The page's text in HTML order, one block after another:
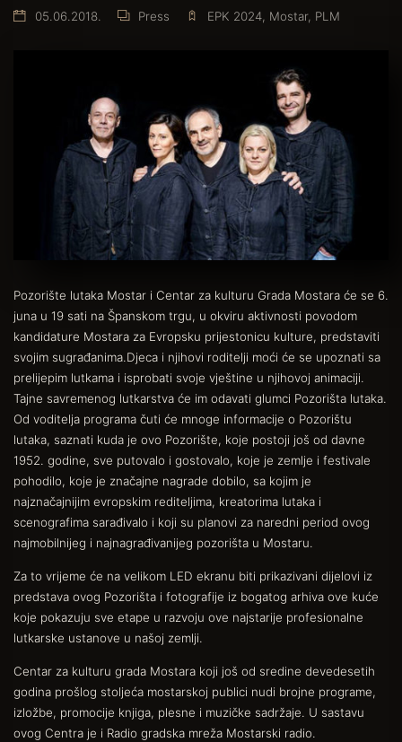
05.06.2018. Press EPK 2024 Mostar, PLM
Pozorište lutaka Mostar i Centar za kulturu Grada Mostara će se 6.
juna u 19 sati na Španskom trgu, u okviru aktivnosti povodom
kandidature Mostara za Evropsku prijestonicu kulture, predstaviti
svojim sugrađanima.Djeca i njihovi roditelji moći će se upoznati sa
prelijepim lutkama i isprobati svoje vještine u njihovoj animaciji.
Tajne savremenog lutkarstva će im odavati glumci Pozorišta lutaka.
Od voditelja programa čuti će mnoge informacije o Pozorištu
lutaka, saznati kuda je ovo Pozorište, koje postoji još od davne
1952. godine, sve putovalo i gostovalo, koje je zemlje i festivale
pohodilo, koje je značajne nagrade dobilo, sa kojim je
najznačajnijim evropskim rediteljima, kreatorima lutaka i
scenografima sarađivalo i koji su planovi za naredni period ovog
najmobilnijeg i najnagrađivanijeg pozorišta u Mostaru.
Za to vrijeme će na velikom LED ekranu biti prikazivani dijelovi iz
predstava ovog Pozorišta i fotografije iz bogatog arhiva ove kuće
koje pokazuju sve etape u razvoju ove najstarije profesionalne
lutkarske ustanove u našoj zemlji.
Centar za kulturu grada Mostara koji još od sredine devedesetih
godina prošlog stoljeća mostarskoj publici nudi brojne programe,
izložbe, promocije knjiga, plesne i muzičke sadržaje. U sastavu
ovog Centra je i Radio gradska mreža Mostarski radio.